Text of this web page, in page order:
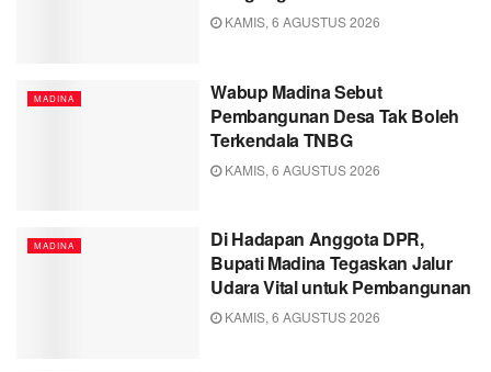
KAMIS, 6 AGUSTUS 2026
MADINA
Wabup Madina Sebut
Pembangunan Desa Tak Boleh
Terkendala TNBG
KAMIS, 6 AGUSTUS 2026
MADINA
Di Hadapan Anggota DPR,
Bupati Madina Tegaskan Jalur
Udara Vital untuk Pembangunan
KAMIS, 6 AGUSTUS 2026